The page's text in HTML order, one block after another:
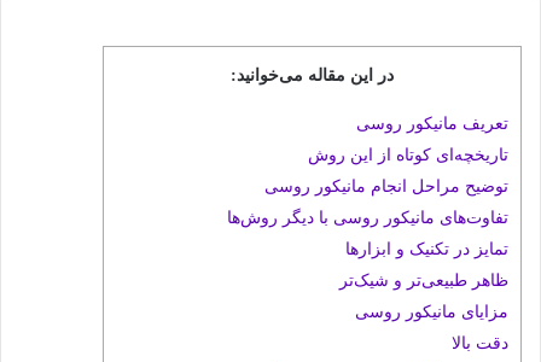
در این مقاله می‌خوانید:
تعریف مانیکور روسی
تاریخچه‌ای کوتاه از این روش
توضیح مراحل انجام مانیکور روسی
تفاوت‌های مانیکور روسی با دیگر روش‌ها
تمایز در تکنیک و ابزارها
ظاهر طبیعی‌تر و شیک‌تر
مزایای مانیکور روسی
دقت بالا